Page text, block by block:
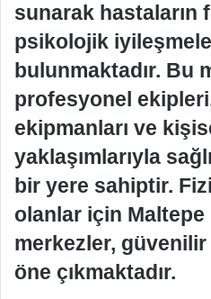
sunarak hastaların
psikolojik
bulunmaktadır. Bu
profesyonel
ekipmanları ve
yaklaşımlarıyla
bir yere sahiptir.
olanlar için
merkezler,
öne çıkmaktadır.